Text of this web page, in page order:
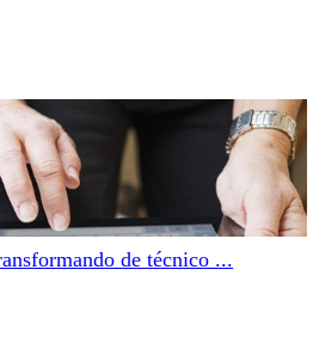
de técnico ...